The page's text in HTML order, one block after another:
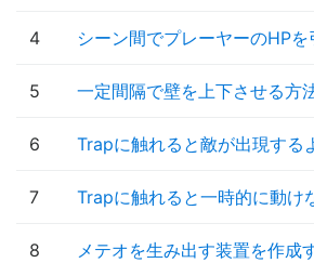
4 シーン間でプレーヤーのHP
5 一定間隔で壁を上下させる方
6 Trapに触れると敵が出現する
7 Trapに触れると一時的に動け
8 メテオを生み出す装置を作成